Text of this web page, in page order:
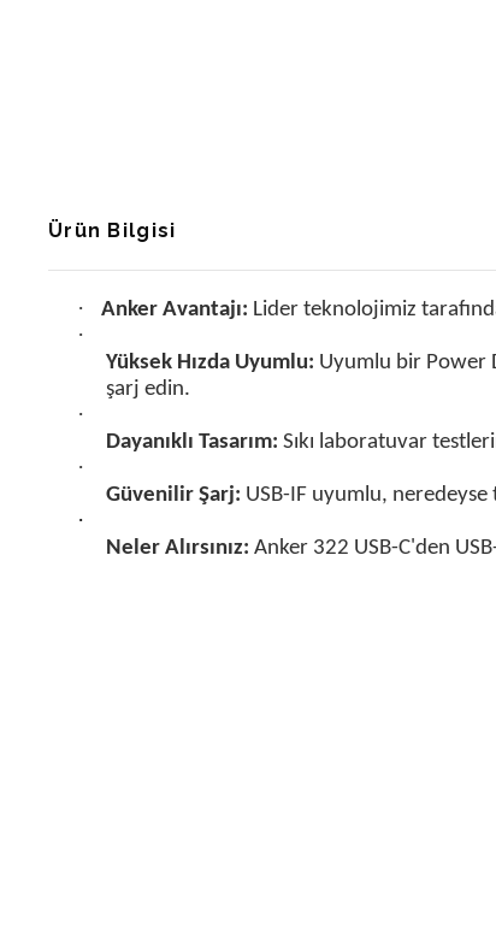
Ürün Bilgisi
· Anker Avantajı: Lider teknolojimiz
·
Yüksek Hızda Uyumlu: Uyumlu bir Power
şarj edin.
·
Dayanıklı Tasarım: Sıkı laboratuvar
·
Güvenilir Şarj: USB-IF uyumlu,
·
Neler Alırsınız: Anker 322 USB-C'den